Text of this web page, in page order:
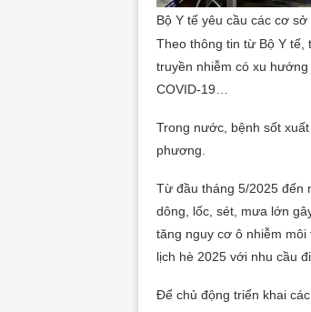
Bộ Y tế yêu cầu các cơ
Theo thông tin từ Bộ Y tế,
truyền nhiễm có xu
COVID-19…
Trong nước, bệnh sốt
phương.
Từ đầu tháng 5/2025 đến
dông, lốc, sét, mưa lớn
tăng nguy cơ ô nhiễm
lịch hè 2025 với nhu cầu
Để chủ động triển khai